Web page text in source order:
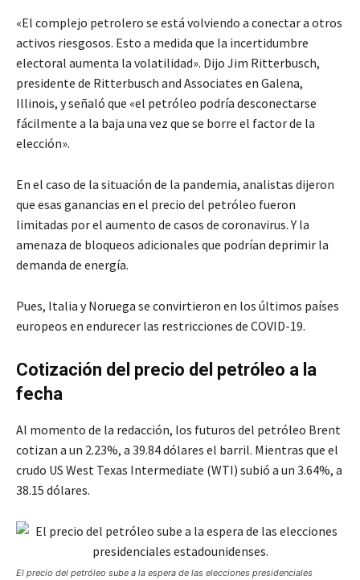
«El complejo petrolero se está volviendo a conectar a otros
activos riesgosos. Esto a medida que la incertidumbre
electoral aumenta la volatilidad». Dijo Jim Ritterbusch,
presidente de Ritterbusch and Associates en Galena,
Illinois, y señaló que «el petróleo podría desconectarse
fácilmente a la baja una vez que se borre el factor de la
elección».
En el caso de la situación de la pandemia, analistas dijeron
que esas ganancias en el precio del petróleo fueron
limitadas por el aumento de casos de coronavirus. Y la
amenaza de bloqueos adicionales que podrían deprimir la
demanda de energía.
Pues, Italia y Noruega se convirtieron en los últimos países
europeos en endurecer las restricciones de COVID-19.
Cotización del precio del petróleo a la
fecha
Al momento de la redacción, los futuros del petróleo Brent
cotizan a un 2.23%, a 39.84 dólares el barril. Mientras que el
crudo US West Texas Intermediate (WTI) subió a un 3.64%, a
38.15 dólares.
El precio del petróleo sube a la espera de las elecciones presidenciales